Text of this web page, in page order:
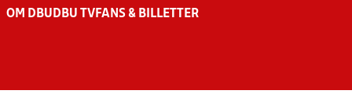
OM DBU DBU TV FANS & BILLETTER